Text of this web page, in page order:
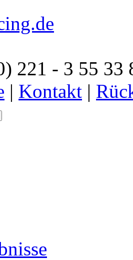
221 - 3 55 33
| Kontakt |